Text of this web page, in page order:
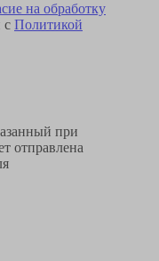
на обработку
с Политикой
при
отправлена